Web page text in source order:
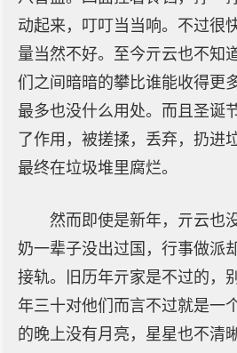
动起来，叮叮当当响。不过很
量当然不好。至今亓云也不知
们之间暗暗的攀比谁能收得更
最多也没什么用处。而且圣诞
了作用，被搓揉，丢弃，扔进
最终在垃圾堆里腐烂。
然而即使是新年，亓云也
奶一辈子没出过国，行事做派
接轨。旧历年亓家是不过的，
年三十对他们而言不过就是一
的晚上没有月亮，星星也不清